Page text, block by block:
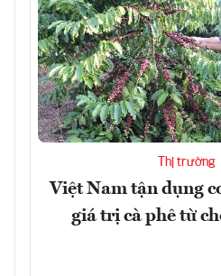
Thị trường
Việt Nam tận dụng
giá trị cà phê từ